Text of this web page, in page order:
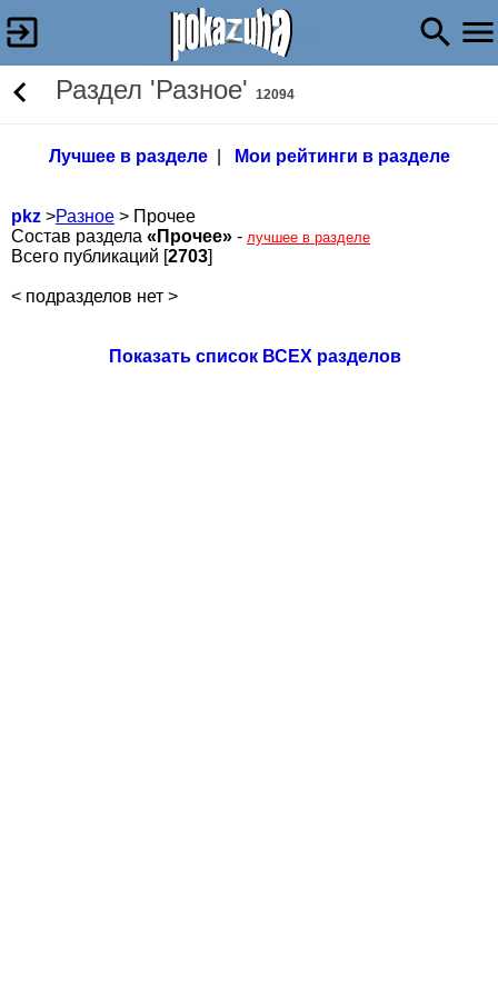
Раздел 'Разное' 12094
Лучшее в разделе| Мои рейтинги в разделе
pkz >Разное > Прочее
Состав раздела «Прочее» - лучшее в разделе
Всего публикаций [2703]
< подразделов нет >
Показать список ВСЕХ разделов